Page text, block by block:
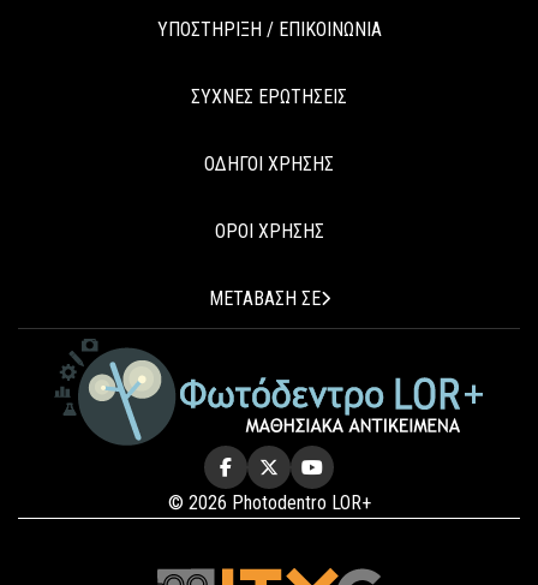
ΥΠΟΣΤΗΡΙΞΗ / ΕΠΙΚΟΙΝΩΝΙΑ
ΣΥΧΝΕΣ ΕΡΩΤΗΣΕΙΣ
ΟΔΗΓΟΙ ΧΡΗΣΗΣ
ΟΡΟΙ ΧΡΗΣΗΣ
ΜΕΤΑΒΑΣΗ ΣΕ
© 2026 Photodentro LOR+